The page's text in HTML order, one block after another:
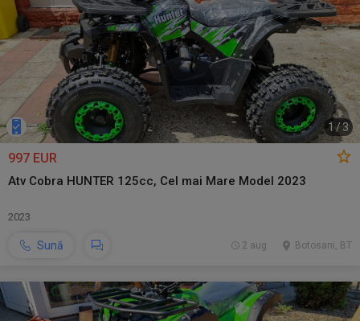
1 /3
997 EUR
Atv Cobra HUNTER 125cc, Cel mai Mare Model 2023
2023
Sună Botosani, BT
2 aug.